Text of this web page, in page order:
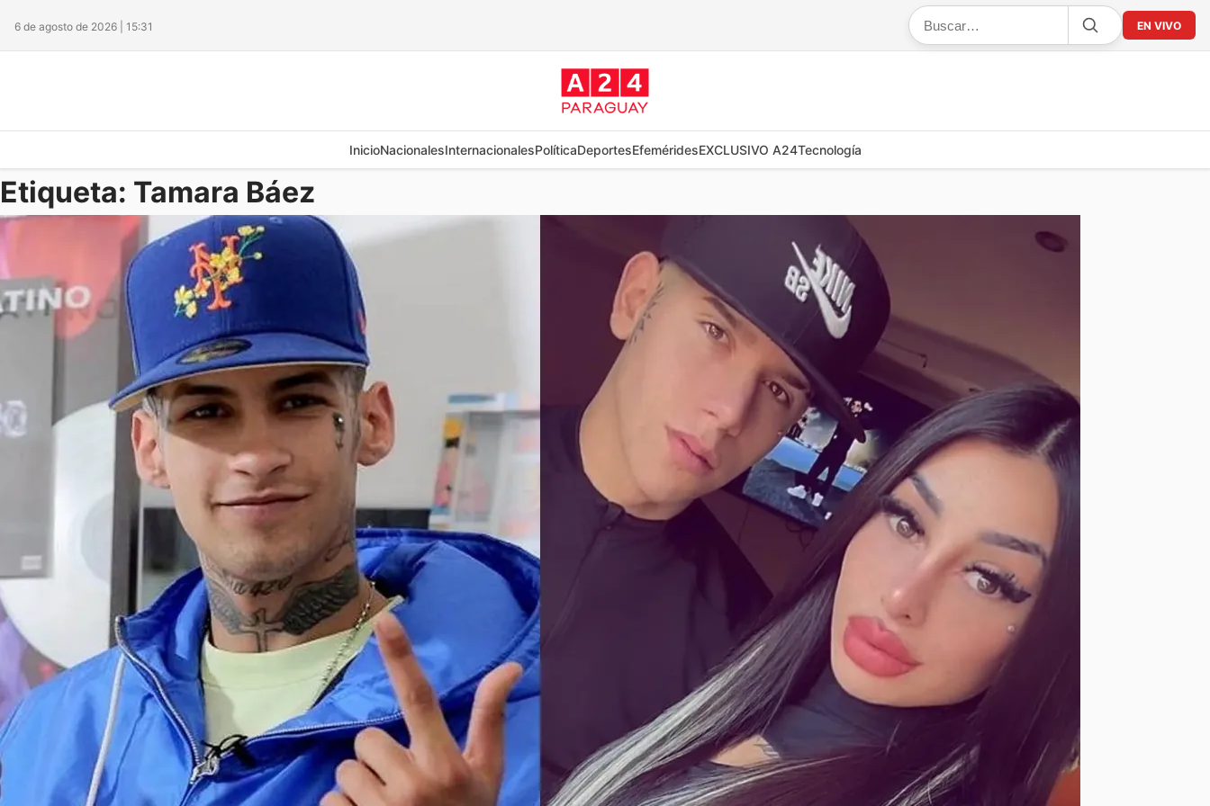
6 de agosto de 2026 | 15:31 EN VIVO
InicioNacionalesInternacionalesPolíticaDeportesEfeméridesEXCLUSIVO A24Tecnología
Etiqueta: Tamara Báez